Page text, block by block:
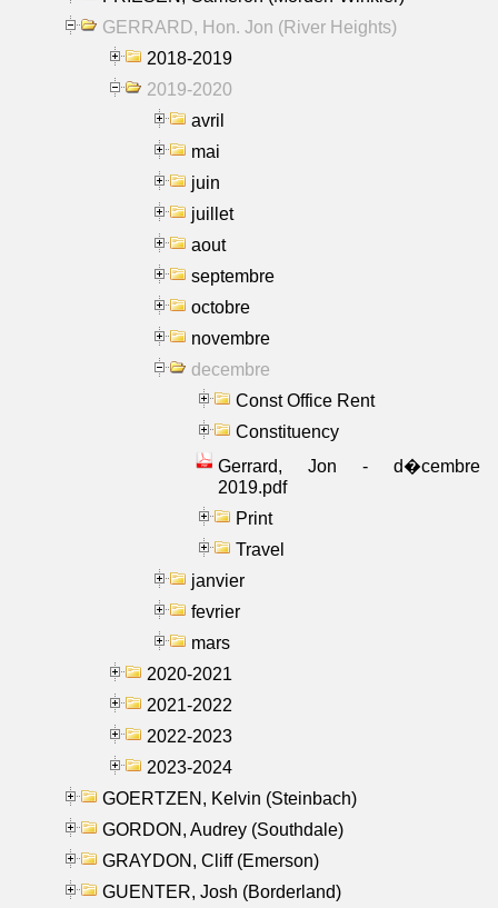
GERRARD, Hon. Jon (River Heights)
2018-2019
2019-2020
avril
mai
juin
juillet
aout
septembre
octobre
novembre
decembre
Const Office Rent
Constituency
Gerrard, Jon - d�cembre
2019.pdf
Print
Travel
janvier
fevrier
mars
2020-2021
2021-2022
2022-2023
2023-2024
GOERTZEN, Kelvin (Steinbach)
GORDON, Audrey (Southdale)
GRAYDON, Cliff (Emerson)
GUENTER, Josh (Borderland)